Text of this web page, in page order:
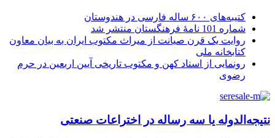
کتیبه‌های ۶۰۰ ساله فارسی در هندوستان
شماره 101 نامۀ فرهنگستان منتشر شد
روایت یک قرن صیانت از میراث مکتوب ایران به بیان معاون
کتابخانه ملی
رونمایی از اسناد کهن و مکتوب تاریخی آیین اربعین در حرم
رضوی
نتیجه‌الدوله یا سه رساله در اختراعات صنعتی